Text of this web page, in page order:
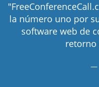
la número uno por
software web de
retorno